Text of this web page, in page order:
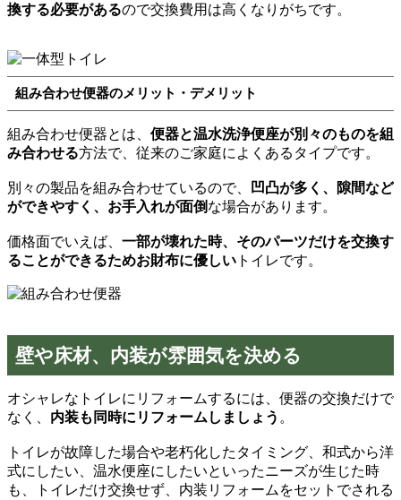
換する必要があるので交換費用は高くなりがちです。
組み合わせ便器のメリット・デメリット
組み合わせ便器とは、 便器と温水洗浄便座が別々のものを組
み合わせる方法で、従来のご家庭によくあるタイプです。
別々の製品を組み合わせているので、
凹凸が多く、隙間など
ができやすく、お手入れが面倒な場合があります。
価格面でいえば、 一部が壊れた時、そのパーツだけを交換す
ることができるためお財布に優しい トイレです。
壁や床材、内装が雰囲気を決める
オシャレなトイレにリフォームするには、便器の交換だけで
なく、 内装も同時にリフォームしましょう 。
トイレが故障した場合や老朽化したタイミング、和式から洋
式にしたい、温水便座にしたいといったニーズが生じた時
も、トイレだけ交換せず、内装リフォームをセットでされる